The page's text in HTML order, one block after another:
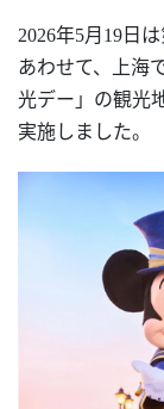
2026年5月19日は
あわせて、上海
光デー」の観光
実施しました。